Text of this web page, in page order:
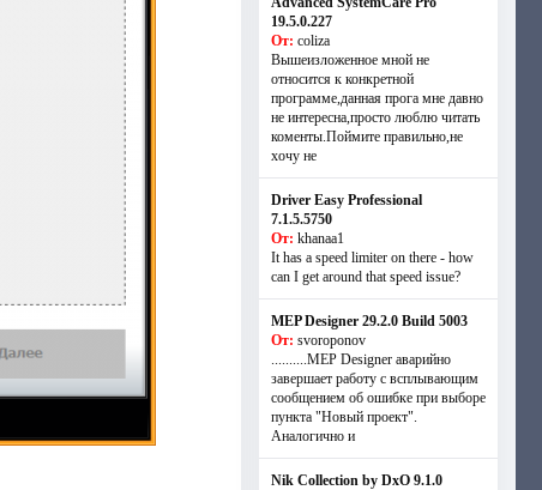
19.5.0.227
От: coliza
Вышеизложенное мной не
относится к конкретной
программе,данная прога мне давно
не интересна,просто люблю читать
коменты.Поймите правильно,не
хочу не
Driver Easy Professional
7.1.5.5750
От: khanaa1
It has a speed limiter on there - how
can I get around that speed issue?
MEP Designer 29.2.0 Build 5003
От: svoroponov
..........MEP Designer аварийно
завершает работу с всплывающим
сообщением об ошибке при выборе
пункта "Новый проект".
Аналогично и
Nik Collection by DxO 9.1.0